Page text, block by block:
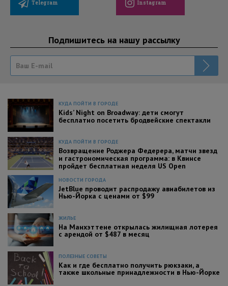
Telegram Instagram
Подпишитесь на нашу рассылку
КУДА ПОЙТИ В ГОРОДЕ
Kids’ Night on Broadway: дети смогут
бесплатно посетить бродвейские спектакли
КУДА ПОЙТИ В ГОРОДЕ
Возвращение Роджера Федерера, матчи звезд
и гастрономическая программа: в Квинсе
пройдет бесплатная неделя US Open
ЖИЛЬЕ
На Манхэттене открылась жилищная лотерея
с арендой от $487 в месяц
НОВОСТИ ГОРОДА
JetBlue проводит распродажу авиабилетов из
Нью-Йорка с ценами от $99
ПОЛЕЗНЫЕ СОВЕТЫ
Как и где бесплатно получить рюкзаки, а
также школьные принадлежности в Нью-Йорке